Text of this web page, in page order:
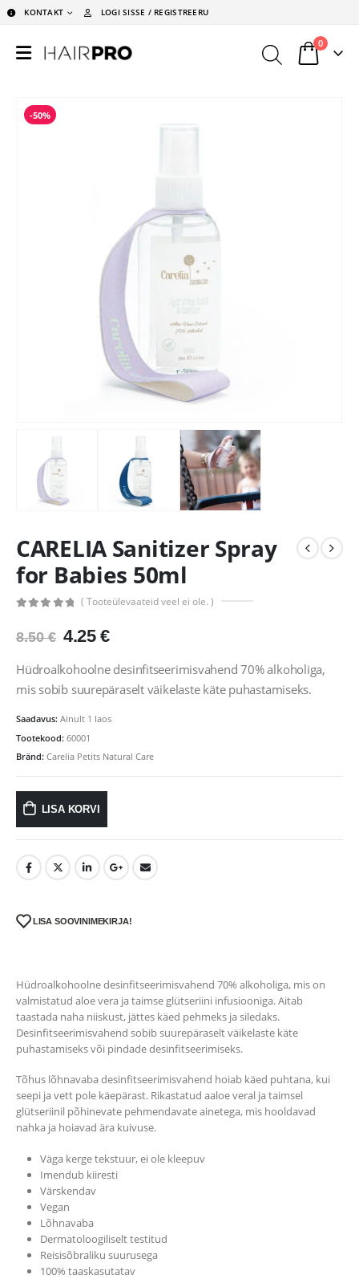
KONTAKT LOGI SISSE / REGISTREERU
0
-50%
CARELIA Sanitizer Spray
for Babies 50ml
( Tooteülevaateid veel ei ole. )
8.50€ Algne
oli:
8.50 €.
4.25€Praegune
on:
4.25 €.
Hüdroalkohoolne desinfitseerimisvahend 70% alkoholiga,
mis sobib suurepäraselt väikelaste käte puhastamiseks.
Saadavus: Ainult 1 laos
Tootekood: 60001
Bränd: Carelia Petits Natural Care
LISA KORVI
LISA SOOVINIMEKIRJA!
Hüdroalkohoolne desinfitseerimisvahend 70% alkoholiga, mis on
valmistatud aloe vera ja taimse glütseriini infusiooniga. Aitab
taastada naha niiskust, jättes käed pehmeks ja siledaks.
Desinfitseerimisvahend sobib suurepäraselt väikelaste käte
puhastamiseks või pindade desinfitseerimiseks.
Tõhus lõhnavaba desinfitseerimisvahend hoiab käed puhtana, kui
seepi ja vett pole käepärast. Rikastatud aaloe veral ja taimsel
glütseriinil põhinevate pehmendavate ainetega, mis hooldavad
nahka ja hoiavad ära kuivuse.
Väga kerge tekstuur, ei ole kleepuv
Imendub kiiresti
Värskendav
Vegan
Lõhnavaba
Dermatoloogiliselt testitud
Reisisõbraliku suurusega
100% taaskasutatav